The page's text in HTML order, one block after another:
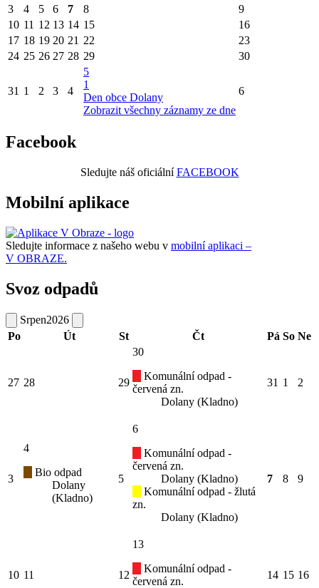
3
4 5 6 7 8
9
10 11 12 13 14 15
16
17 18 19 20 21 22
23
24 25 26 27 28 29 30
31 1 2 3 4
5
1
Den obce Dolany
Zobrazit všechny záznamy ze dne
6
Facebook
Sledujte náš oficiálníFACEBOOK
Mobilní aplikace
Sledujte informace z našeho webu v mobilní aplikaci –
V OBRAZE.
Svoz odpadů
Srpen2026
Po
Út St Čt Pá So Ne
27 28 29
30
Komunální odpad -
červená zn.
Dolany (Kladno)
31 1 2
3
4
Bio odpad
Dolany
(Kladno)
5
6
Komunální odpad -
červená zn.
Dolany (Kladno)
Komunální odpad - žlutá
zn.
Dolany (Kladno)
7 8 9
10 11 12
13
Komunální odpad -
červená zn.
14 15 16